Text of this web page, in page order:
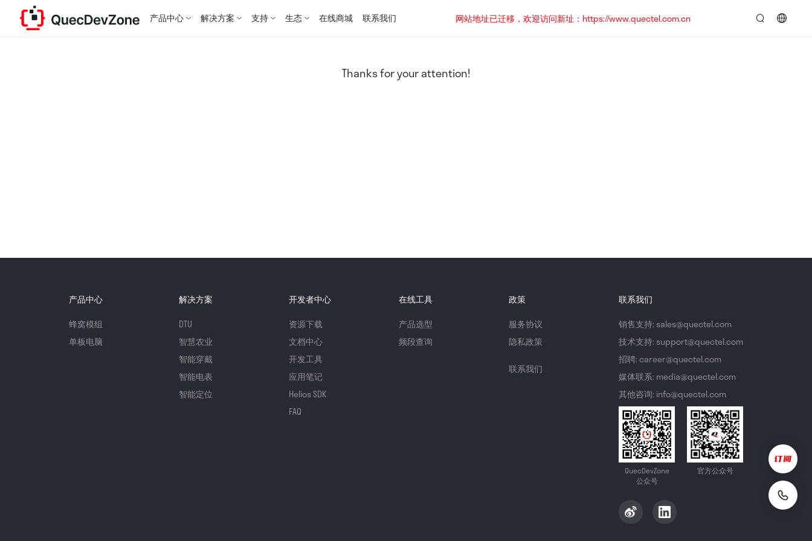
产品中心 解决方案 支持 生态 在线商城 联系我们
网站地址已迁移，欢迎访问新址：https://www.quectel.com.cn
Thanks for your attention!
产品中心
蜂窝模组
单板电脑
解决方案
DTU
智慧农业
智能穿戴
智能电表
智能定位
开发者中心
资源下载
文档中心
开发工具
应用笔记
Helios SDK
FAQ
在线工具
产品选型
频段查询
政策
服务协议
隐私政策
联系我们
联系我们
销售支持: sales@quectel.com
技术支持: support@quectel.com
招聘: career@quectel.com
媒体联系: media@quectel.com
其他咨询: info@quectel.com
QuecDevZone
公众号
官方公众号